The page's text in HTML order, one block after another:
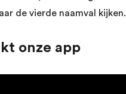
de vierde naamval kijken.
onze app